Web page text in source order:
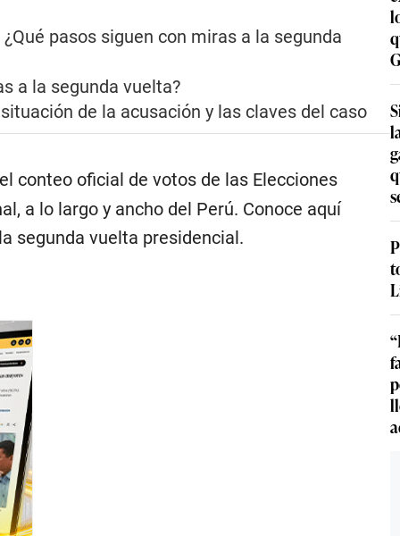
pasos siguen con miras a la segunda
a la segunda vuelta?
de la acusación y las claves del caso
conteo oficial de votos de las Elecciones
a lo largo y ancho del Perú. Conoce aquí
segunda vuelta presidencial.